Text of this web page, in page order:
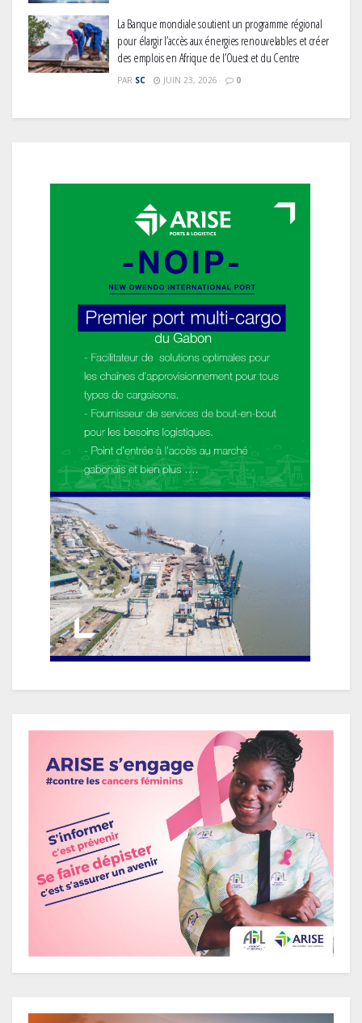
La Banque mondiale soutient un programme régional
pour élargir l’accès aux énergies renouvelables et créer
des emplois en Afrique de l’Ouest et du Centre
PAR SC JUIN 23, 2026 0